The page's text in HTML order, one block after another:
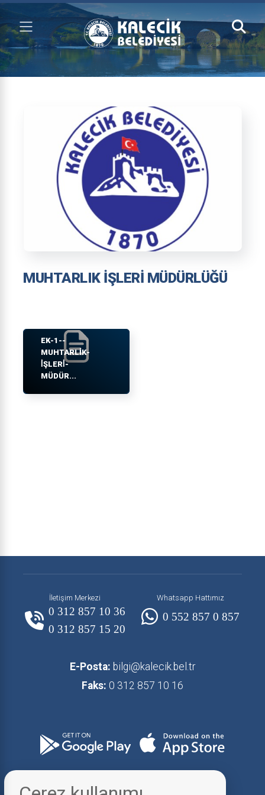
MUHTARLIK İŞLERİ MÜDÜRLÜĞÜ
EK-1--
MUHTARLIK-
İŞLERİ-
MÜDÜR...
İletişim Merkezi
0 312 857 10 36
0 312 857 15 20
Whatsapp Hattımız
0 552 857 0 857
E-Posta: bilgi@kalecik.bel.tr
Faks: 0 312 857 10 16